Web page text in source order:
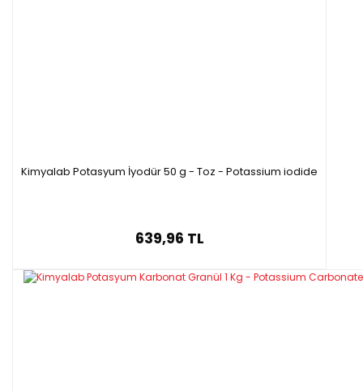
Kimyalab Potasyum İyodür 50 g - Toz - Potassium iodide
639,96 TL